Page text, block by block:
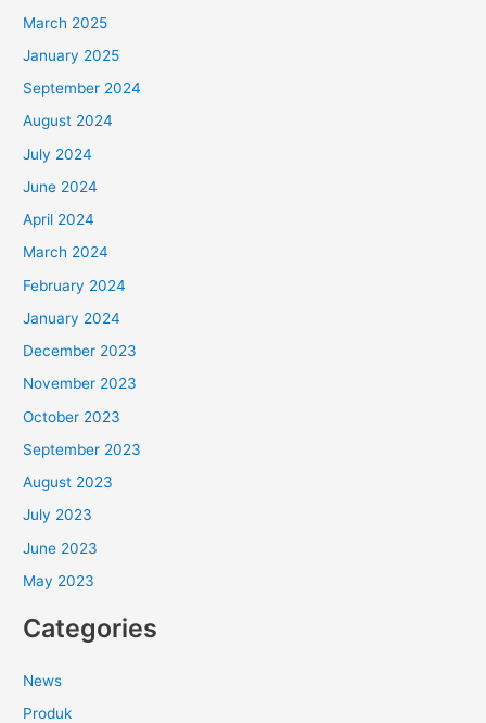
March 2025
January 2025
September 2024
August 2024
July 2024
June 2024
April 2024
March 2024
February 2024
January 2024
December 2023
November 2023
October 2023
September 2023
August 2023
July 2023
June 2023
May 2023
Categories
News
Produk